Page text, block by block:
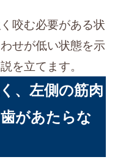
咬む必要がある状
せが低い状態を示
を立てます。
、左側の筋肉
があたらな